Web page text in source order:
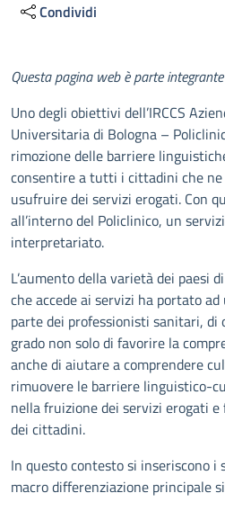
Condividi
Descrizione
Questa pagina web è parte
Uno degli obiettivi dell’IRCCS
Universitaria di Bologna –
rimozione delle barriere
consentire a tutti i cittadini che ne
usufruire dei servizi erogati. Con
all’interno del Policlinico, un
interpretariato.
L’aumento della varietà dei paesi
che accede ai servizi ha portato
parte dei professionisti sanitari, di
grado non solo di favorire la
anche di aiutare a comprendere
rimuovere le barriere linguistico-
nella fruizione dei servizi erogati
dei cittadini.
In questo contesto si inseriscono i
macro differenziazione principale